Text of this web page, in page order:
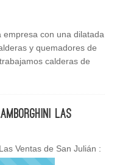
empresa con una dilatada
y quemadores de
calderas de
Las
Ventas de San Julián :